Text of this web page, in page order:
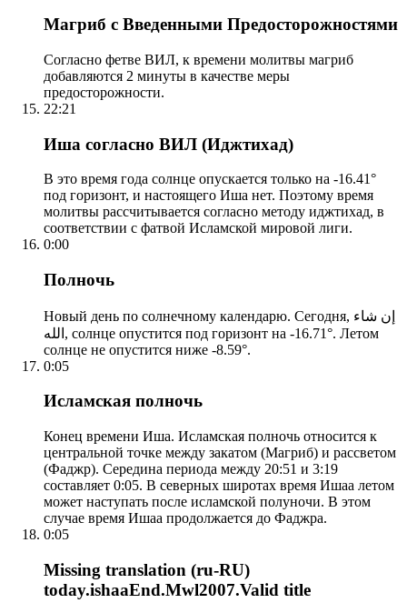
Магриб с Введенными Предосторожностями
Согласно фетве ВИЛ, к времени молитвы магриб
добавляются 2 минуты в качестве меры
предосторожности.
22:21
Иша согласно ВИЛ (Иджтихад)
В это время года солнце опускается только на -16.41°
под горизонт, и настоящего Иша нет. Поэтому время
молитвы рассчитывается согласно методу иджтихад, в
соответствии с фатвой Исламской мировой лиги.
0:00
Полночь
Новый день по солнечному календарю. Сегодня, إن شاء
الله, солнце опустится под горизонт на -16.71°. Летом
солнце не опустится ниже -8.59°.
0:05
Исламская полночь
Конец времени Иша. Исламская полночь относится к
центральной точке между закатом (Магриб) и рассветом
(Фаджр). Середина периода между 20:51 и 3:19
составляет 0:05. В северных широтах время Ишаа летом
может наступать после исламской полуночи. В этом
случае время Ишаа продолжается до Фаджра.
0:05
Missing translation (ru-RU)
today.ishaaEnd.Mwl2007.Valid title